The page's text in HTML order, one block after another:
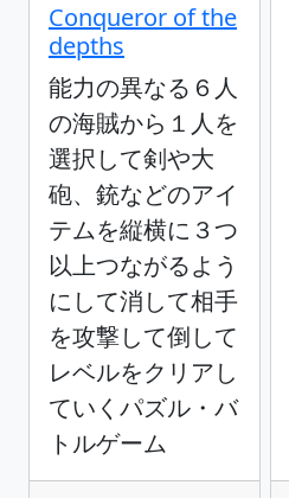
Conqueror of the
depths
能力の異なる６人
の海賊から１人を
選択して剣や大
砲、銃などのアイ
テムを縦横に３つ
以上つながるよう
にして消して相手
を攻撃して倒して
レベルをクリアし
ていくパズル・バ
トルゲーム